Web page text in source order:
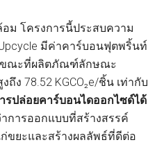
ม โครงการนี้ประสบความ
มีค่าคาร์บอนฟุตพริ้นท์
ณะที่ผลิตภัณฑ์ลักษณะ
ง 78.52 KGCO₂e/ชิ้น เท่ากับ
รปล่อยคาร์บอนไดออกไซด์ได้
การออกแบบที่สร้างสรรค์
ขยะและสร้างผลลัพธ์ที่ดีต่อ